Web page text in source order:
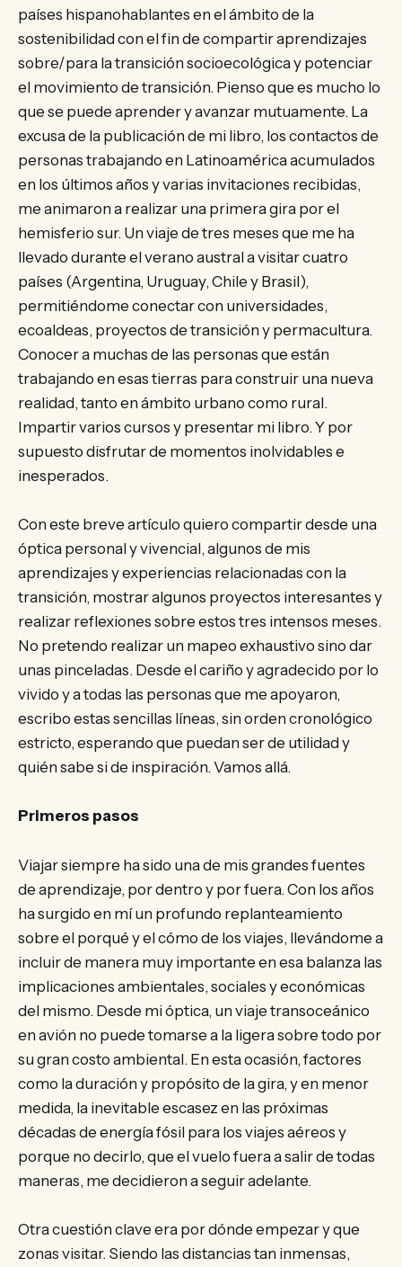
países hispanohablantes en el ámbito de la
sostenibilidad con el fin de compartir aprendizajes
sobre/para la transición socioecológica y potenciar
el movimiento de transición. Pienso que es mucho lo
que se puede aprender y avanzar mutuamente. La
excusa de la publicación de mi libro, los contactos de
personas trabajando en Latinoamérica acumulados
en los últimos años y varias invitaciones recibidas,
me animaron a realizar una primera gira por el
hemisferio sur. Un viaje de tres meses que me ha
llevado durante el verano austral a visitar cuatro
países (Argentina, Uruguay, Chile y Brasil),
permitiéndome conectar con universidades,
ecoaldeas, proyectos de transición y permacultura.
Conocer a muchas de las personas que están
trabajando en esas tierras para construir una nueva
realidad, tanto en ámbito urbano como rural.
Impartir varios cursos y presentar mi libro. Y por
supuesto disfrutar de momentos inolvidables e
inesperados.
Con este breve artículo quiero compartir desde una
óptica personal y vivencial, algunos de mis
aprendizajes y experiencias relacionadas con la
transición, mostrar algunos proyectos interesantes y
realizar reflexiones sobre estos tres intensos meses.
No pretendo realizar un mapeo exhaustivo sino dar
unas pinceladas. Desde el cariño y agradecido por lo
vivido y a todas las personas que me apoyaron,
escribo estas sencillas líneas, sin orden cronológico
estricto, esperando que puedan ser de utilidad y
quién sabe si de inspiración. Vamos allá.
Primeros pasos
Viajar siempre ha sido una de mis grandes fuentes
de aprendizaje, por dentro y por fuera. Con los años
ha surgido en mí un profundo replanteamiento
sobre el porqué y el cómo de los viajes, llevándome a
incluir de manera muy importante en esa balanza las
implicaciones ambientales, sociales y económicas
del mismo. Desde mi óptica, un viaje transoceánico
en avión no puede tomarse a la ligera sobre todo por
su gran costo ambiental. En esta ocasión, factores
como la duración y propósito de la gira, y en menor
medida, la inevitable escasez en las próximas
décadas de energía fósil para los viajes aéreos y
porque no decirlo, que el vuelo fuera a salir de todas
maneras, me decidieron a seguir adelante.
Otra cuestión clave era por dónde empezar y que
zonas visitar. Siendo las distancias tan inmensas,